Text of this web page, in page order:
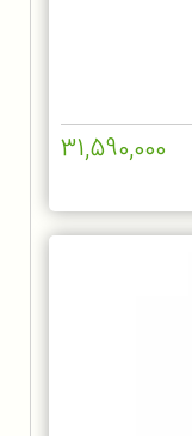
31,590,000